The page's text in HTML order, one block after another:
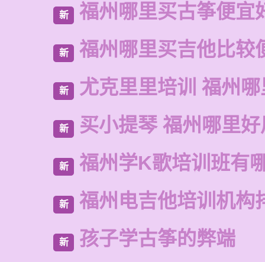
新 福州哪里买古筝便宜
新 福州哪里买吉他比较
新 尤克里里培训 福州
新 买小提琴 福州哪里
新 福州学K歌培训班有
新 福州电吉他培训机构
新 孩子学古筝的弊端